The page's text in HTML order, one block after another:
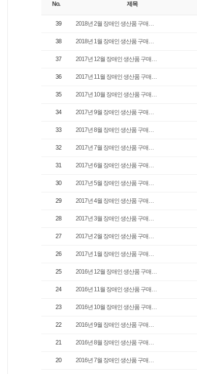
No. 제목
39 2018년 2월 장애인 생산품 구매…
38 2018년 1월 장애인 생산품 구매…
37 2017년 12월 장애인 생산품 구매…
36 2017년 11월 장애인 생산품 구매…
35 2017년 10월 장애인 생산품 구매…
34 2017년 9월 장애인 생산품 구매…
33 2017년 8월 장애인 생산품 구매…
32 2017년 7월 장애인 생산품 구매…
31 2017년 6월 장애인 생산품 구매…
30 2017년 5월 장애인 생산품 구매…
29 2017년 4월 장애인 생산품 구매…
28 2017년 3월 장애인 생산품 구매…
27 2017년 2월 장애인 생산품 구매…
26 2017년 1월 장애인 생산품 구매…
25 2016년 12월 장애인 생산품 구매…
24 2016년 11월 장애인 생산품 구매…
23 2016년 10월 장애인 생산품 구매…
22 2016년 9월 장애인 생산품 구매…
21 2016년 8월 장애인 생산품 구매…
20 2016년 7월 장애인 생산품 구매…